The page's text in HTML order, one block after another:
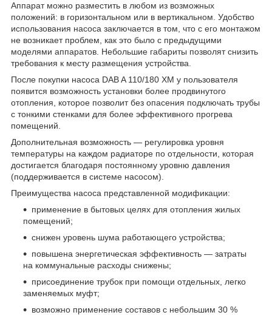
Аппарат можно разместить в любом из возможных
положений: в горизонтальном или в вертикальном. Удобство
использования насоса заключается в том, что с его монтажом
не возникает проблем, как это было с предыдущими
моделями аппаратов. Небольшие габариты позволят снизить
требования к месту размещения устройства.
После покупки насоса DAB A 110/180 XM у пользователя
появится возможность установки более продвинутого
отопления, которое позволит без опасения подключать трубы
с тонкими стенками для более эффективного прогрева
помещений.
Дополнительная возможность — регулировка уровня
температуры на каждом радиаторе по отдельности, которая
достигается благодаря постоянному уровню давления
(поддерживается в системе насосом).
Преимущества насоса представленной модификации:
применение в бытовых целях для отопления жилых
помещений;
снижен уровень шума работающего устройства;
повышена энергетическая эффективность — затраты
на коммунальные расходы снижены;
присоединение трубок при помощи отдельных, легко
заменяемых муфт;
возможно применение составов с небольшим 30 %